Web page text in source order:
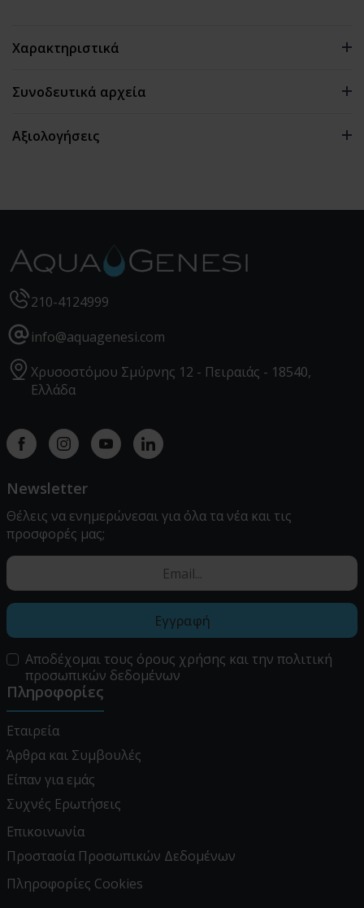
Χαρακτηριστικά
Ροή: 12.000 GPD (45,4 m³/ημέρα)
Απόρριψη:
Διάμετρος: 8"
Επιφάνεια Μεμβράνης: 440 ft² (41 m²)
Συνοδευτικά αρχεία
Αξιολογήσεις
210-4124999
info@aquagenesi.com
Χρυσοστόμου Σμύρνης 12 - Πειραιάς - 18540,
Ελλάδα
Facebookinstagramyoutube linkedin
Newsletter
Θέλεις να ενημερώνεσαι για όλα τα νέα και τις
προσφορές μας;
Εγγραφή
Αποδέχομαι τους όρους χρήσης και την πολιτική
προσωπικών δεδομένων
Πληροφορίες
Εταιρεία
Άρθρα και Συμβουλές
Είπαν για εμάς
Συχνές Ερωτήσεις
Επικοινωνία
Προστασία Προσωπικών Δεδομένων
Πληροφορίες Cookies